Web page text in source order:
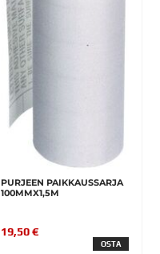
PURJEEN PAIKKAUSSARJA
100MMX1,5M
19,50 €
OSTA